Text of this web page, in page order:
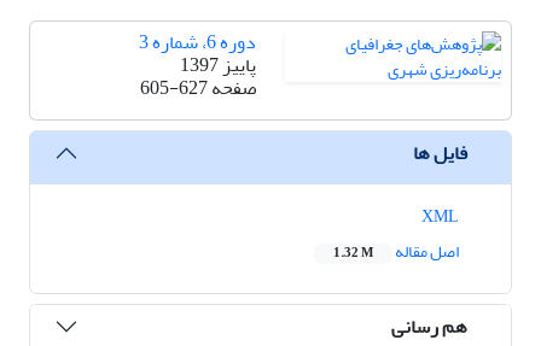
دوره 6، شماره 3
پاییز 1397
صفحه605-627
فایل ها
اصل مقاله
1.32 M
هم رسانی